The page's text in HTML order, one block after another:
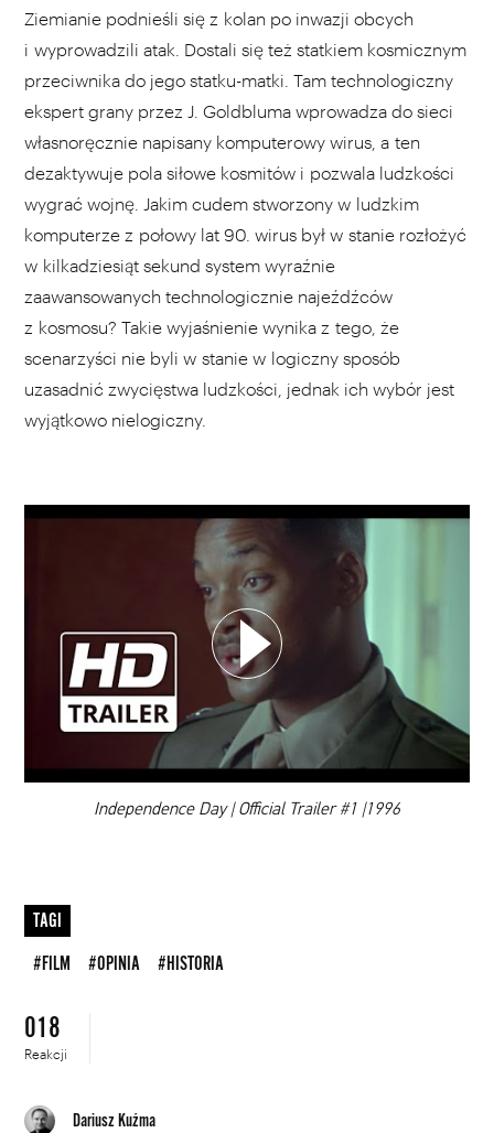
Ziemianie podnieśli się z kolan po inwazji obcych
i wyprowadzili atak. Dostali się też statkiem kosmicznym
przeciwnika do jego statku-matki. Tam technologiczny
ekspert grany przez J. Goldbluma wprowadza do sieci
własnoręcznie napisany komputerowy wirus, a ten
dezaktywuje pola siłowe kosmitów i pozwala ludzkości
wygrać wojnę. Jakim cudem stworzony w ludzkim
komputerze z połowy lat 90. wirus był w stanie rozłożyć
w kilkadziesiąt sekund system wyraźnie
zaawansowanych technologicznie najeźdźców
z kosmosu? Takie wyjaśnienie wynika z tego, że
scenarzyści nie byli w stanie w logiczny sposób
uzasadnić zwycięstwa ludzkości, jednak ich wybór jest
wyjątkowo nielogiczny.
00:00
Independence Day | Official Trailer #1 |1996
DODAJ TEN FILM DO PLAYLISTY
TAGI
#FILM #OPINIA #HISTORIA
018
Reakcji
Dariusz Kuźma